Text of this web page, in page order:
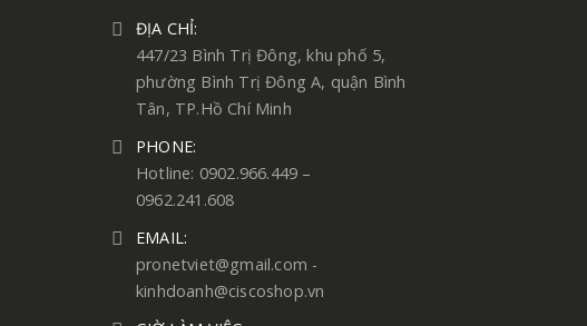
ĐỊA CHỈ:
447/23 Bình Trị Đông, khu phố 5,
phường Bình Trị Đông A, quận Bình
Tân, TP.Hồ Chí Minh
PHONE:
Hotline: 0902.966.449 –
0962.241.608
EMAIL:
pronetviet@gmail.com -
kinhdoanh@ciscoshop.vn